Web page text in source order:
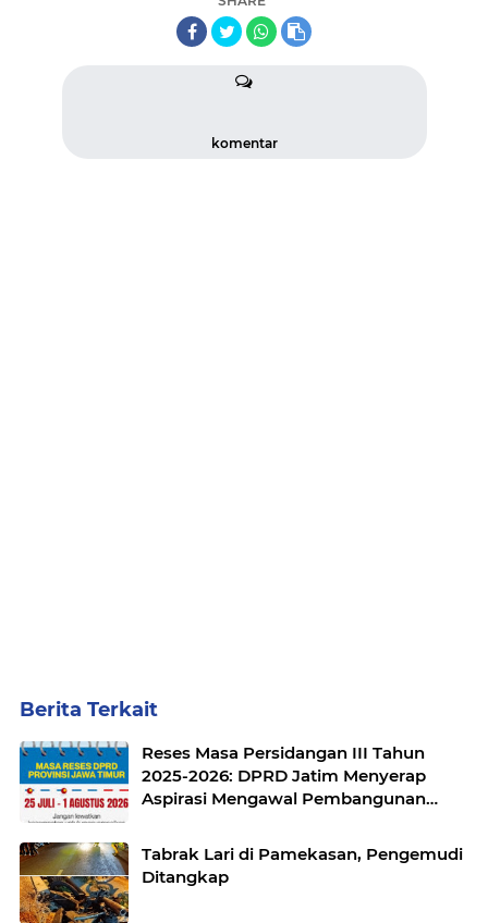
komentar
Berita Terkait
Reses Masa Persidangan III Tahun
2025-2026: DPRD Jatim Menyerap
Aspirasi Mengawal Pembangunan
Tabrak Lari di Pamekasan, Pengemudi
Ditangkap